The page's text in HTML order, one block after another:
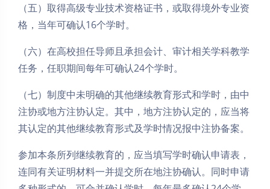
（五）取得高级专业技术资格证书，或取得境外专业资
格，当年可确认16个学时。
（六）在高校担任导师且承担会计、审计相关学科教学
任务，任职期间每年可确认24个学时。
（七）制度中未明确的其他继续教育形式和学时，由中
注协或地方注协认定。其中，地方注协认定的，应当将
其认定的其他继续教育形式及学时情况报中注协备案。
参加本条所列继续教育的，应当填写学时确认申请表，
连同有关证明材料一并提交所在地注协确认。同时申请